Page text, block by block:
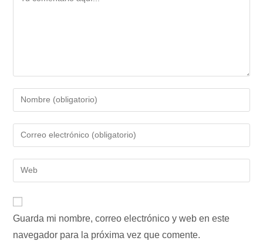
Introduce
tu
nombre
de
usuario
para
Introduce
tu
dirección
de
para
comentar
Introduce
la
de
tu
web
Guarda mi nombre, correo electrónico y web en este
navegador para la próxima vez que comente.